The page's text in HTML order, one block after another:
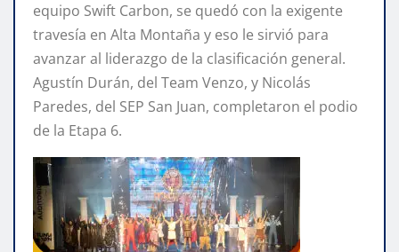
equipo Swift Carbon, se quedó con la exigente
travesía en Alta Montaña y eso le sirvió para
avanzar al liderazgo de la clasificación general.
Agustín Durán, del Team Venzo, y Nicolás
Paredes, del SEP San Juan, completaron el podio
de la Etapa 6.